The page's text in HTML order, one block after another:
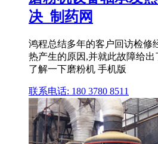
决_制药网
鸿程总结多年的客户回访检修
热产生的原因,并就此故障给
了解一下磨粉机 手机版
联系电话: 180 3780 8511